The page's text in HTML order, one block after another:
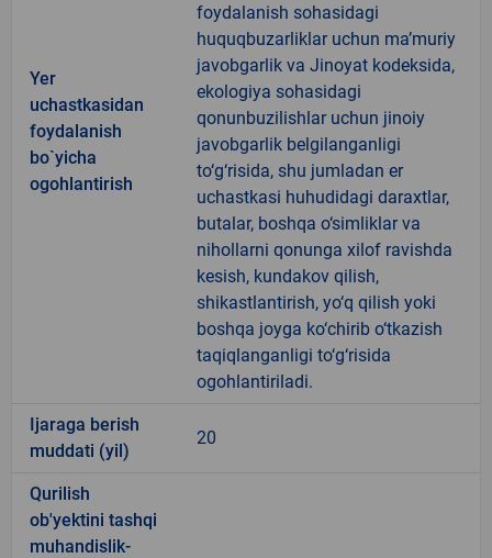
Yer
uchastkasidan
foydalanish
bo`yicha
ogohlantirish
foydalanish sohasidagi
huquqbuzarliklar uchun ma’muriy
javobgarlik va Jinoyat kodeksida,
ekologiya sohasidagi
qonunbuzilishlar uchun jinoiy
javobgarlik belgilanganligi
to‘g‘risida, shu jumladan er
uchastkasi huhudidagi daraxtlar,
butalar, boshqa o‘simliklar va
nihollarni qonunga xilof ravishda
kesish, kundakov qilish,
shikastlantirish, yo‘q qilish yoki
boshqa joyga ko‘chirib o‘tkazish
taqiqlanganligi to‘g‘risida
ogohlantiriladi.
Ijaraga berish
muddati (yil)
20
Qurilish
ob'yektini tashqi
muhandislik-